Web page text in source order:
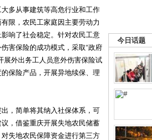
今日话题
多从事建筑等高危行业和工作
限，农民工家庭因主要劳动力
响了社会稳定。针对农民工意
害保险的成功模式，采取“政府
展外出务工人员意外伤害保险试
保险产品，开展异地续保、理
，简单将其纳入社保体系，可
，借鉴重庆开展失地农民储蓄
失地农民保障资金进行第三方